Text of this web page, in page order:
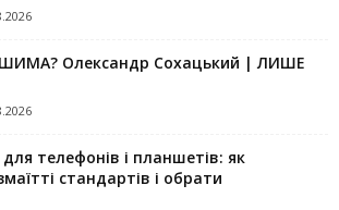
Олександр Сохацький | ЛИШЕ
телефонів і планшетів: як
стандартів і обрати